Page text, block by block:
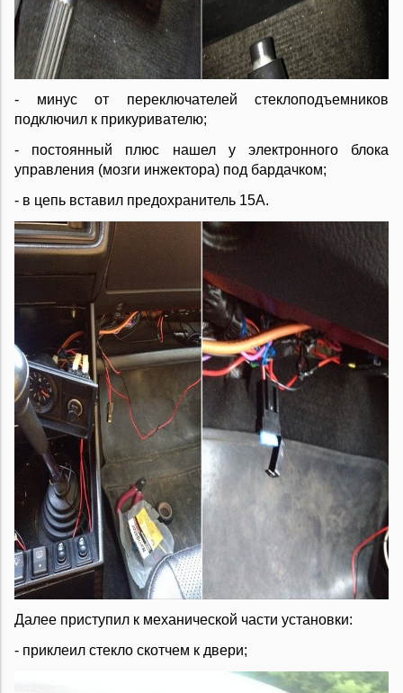
- минус от переключателей стеклоподъемников
подключил к прикуривателю;
- постоянный плюс нашел у электронного блока
управления (мозги инжектора) под бардачком;
- в цепь вставил предохранитель 15А.
Далее приступил к механической части установки:
- приклеил стекло скотчем к двери;